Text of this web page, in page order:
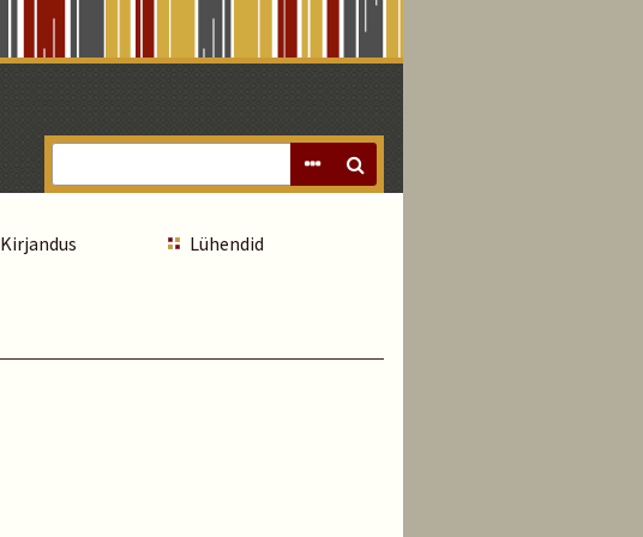
Kirjandus Lühendid